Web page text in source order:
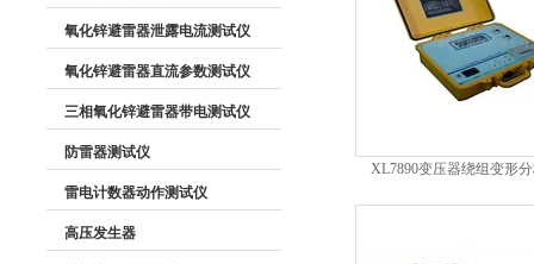
氧化锌避雷器泄露电流测试仪
氧化锌避雷器直流参数测试仪
三相氧化锌避雷器带电测试仪
防雷器测试仪
雷电计数器动作测试仪
高压发生器
XL7890变压器绕组变形